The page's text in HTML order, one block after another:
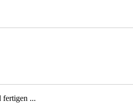
fertigen ...